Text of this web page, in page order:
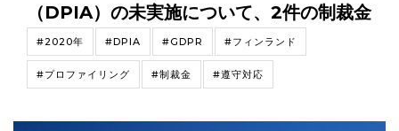
（DPIA）の未実施について、2件の制裁金
#2020年 #DPIA #GDPR #フィンランド
#プロファイリング #制裁金 #遵守対応